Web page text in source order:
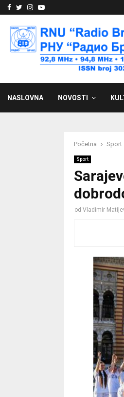
Facebook
Twitter
Instagram
Youtube
NASLOVNA NOVOSTI
Početna Sport
Sport
od Vladimir